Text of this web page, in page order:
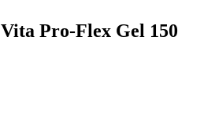
Vita Pro-Flex Gel 150